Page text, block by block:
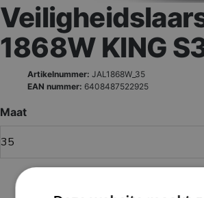
1868W KING
Artikelnummer: JAL1868W_35
EAN nummer: 6408487522925
Maat